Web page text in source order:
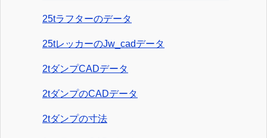
25tラフターのデータ
25tレッカーのJw_cadデータ
2tダンプCADデータ
2tダンプのCADデータ
2tダンプの寸法